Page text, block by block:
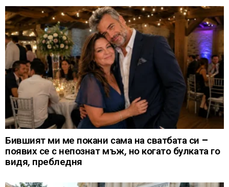
Бившият ми ме покани сама на сватбата си –
появих се с непознат мъж, но когато булката го
видя, пребледня